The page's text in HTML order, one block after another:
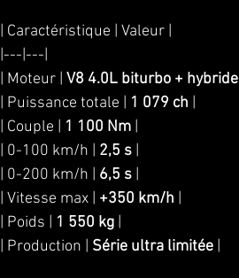
| Caractéristique | Valeur |
|---|---|
| Moteur | V8 4.0L biturbo + hybride
| Puissance totale | 1 079 ch
| Couple | 1 100 Nm
| 0-100 km/h | 2,5 s
| 0-200 km/h | 6,5 s
| Vitesse max | +350 km/h
| Poids | 1 550 kg
| Production | Série ultra limitée